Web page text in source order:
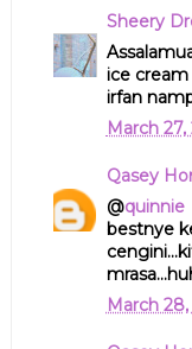
Sheery
ice cream
irfan
March 27,
Qasey
@quinnie
bestnye
March